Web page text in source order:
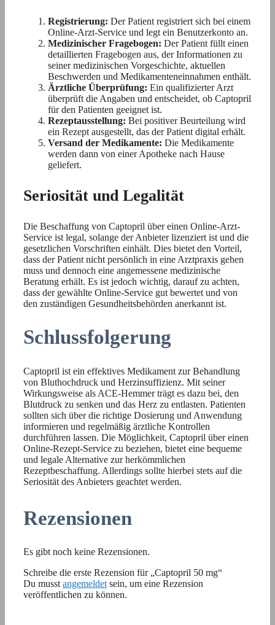
Registrierung: Der Patient registriert sich bei einem
Online-Arzt-Service und legt ein Benutzerkonto an.
Medizinischer Fragebogen: Der Patient füllt einen
detaillierten Fragebogen aus, der Informationen zu
seiner medizinischen Vorgeschichte, aktuellen
Beschwerden und Medikamenteneinnahmen enthält.
Ärztliche Überprüfung: Ein qualifizierter Arzt
überprüft die Angaben und entscheidet, ob Captopril
für den Patienten geeignet ist.
Rezeptausstellung: Bei positiver Beurteilung wird
ein Rezept ausgestellt, das der Patient digital erhält.
Versand der Medikamente: Die Medikamente
werden dann von einer Apotheke nach Hause
geliefert.
Seriosität und Legalität
Die Beschaffung von Captopril über einen Online-Arzt-
Service ist legal, solange der Anbieter lizenziert ist und die
gesetzlichen Vorschriften einhält. Dies bietet den Vorteil,
dass der Patient nicht persönlich in eine Arztpraxis gehen
muss und dennoch eine angemessene medizinische
Beratung erhält. Es ist jedoch wichtig, darauf zu achten,
dass der gewählte Online-Service gut bewertet und von
den zuständigen Gesundheitsbehörden anerkannt ist.
Schlussfolgerung
Captopril ist ein effektives Medikament zur Behandlung
von Bluthochdruck und Herzinsuffizienz. Mit seiner
Wirkungsweise als ACE-Hemmer trägt es dazu bei, den
Blutdruck zu senken und das Herz zu entlasten. Patienten
sollten sich über die richtige Dosierung und Anwendung
informieren und regelmäßig ärztliche Kontrollen
durchführen lassen. Die Möglichkeit, Captopril über einen
Online-Rezept-Service zu beziehen, bietet eine bequeme
und legale Alternative zur herkömmlichen
Rezeptbeschaffung. Allerdings sollte hierbei stets auf die
Seriosität des Anbieters geachtet werden.
Rezensionen
Es gibt noch keine Rezensionen.
Schreibe die erste Rezension für „Captopril 50 mg“
Du musst angemeldet sein, um eine Rezension
veröffentlichen zu können.